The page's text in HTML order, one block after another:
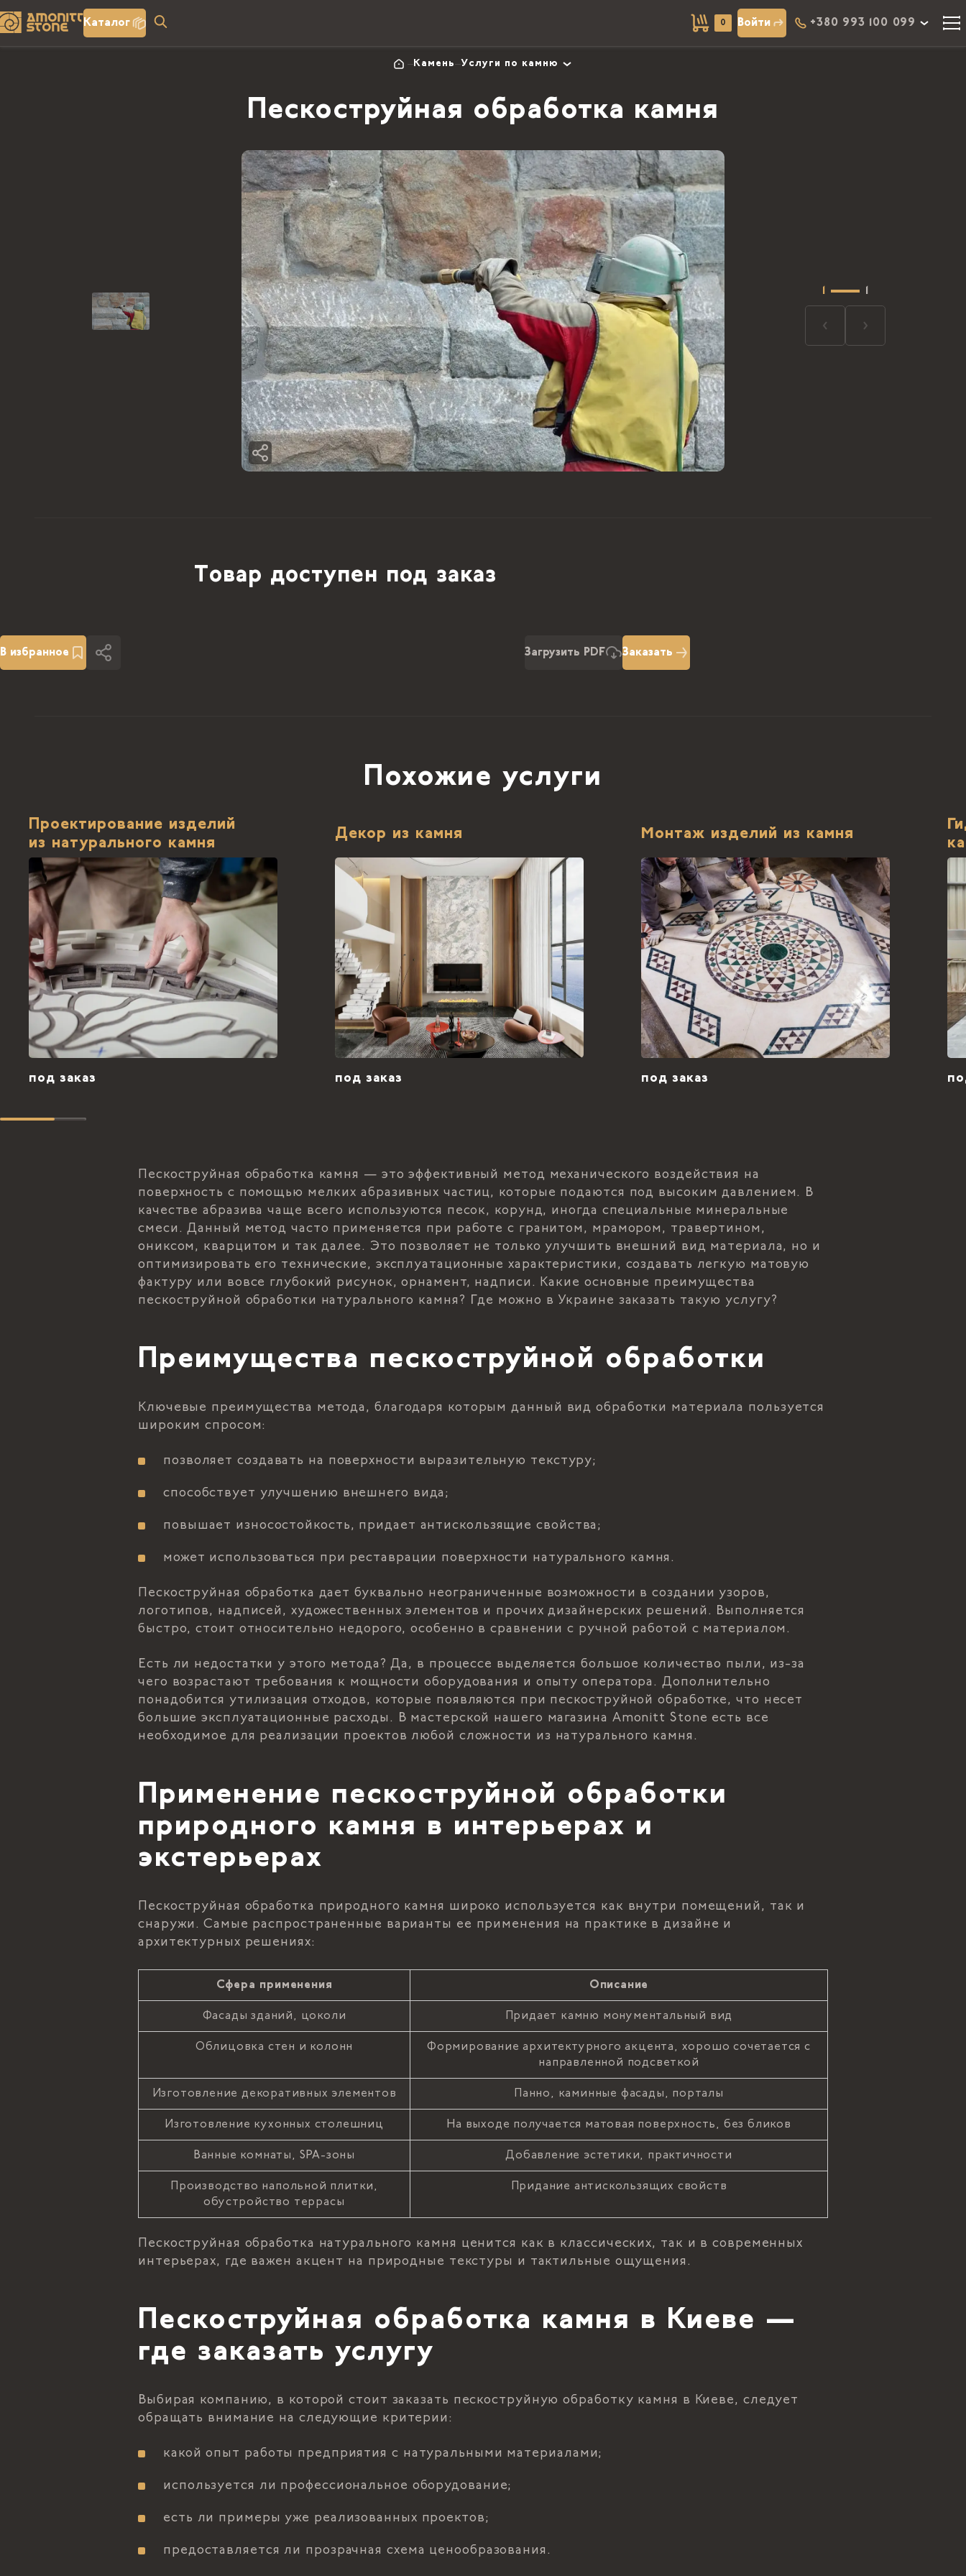
Каталог 0 Войти +380 993 100 099
Камень Услуги по камню
Пескоструйная обработка камня
Товар доступен под заказ
В избранное Загрузить PDF Заказать
Похожие услуги
Проектирование изделий
из натурального камня
под заказ
Декор из камня
под заказ
Монтаж изделий из камня
под заказ
Пескоструйная обработка камня — это эффективный метод механического воздействия на
поверхность с помощью мелких абразивных частиц, которые подаются под высоким давлением. В
качестве абразива чаще всего используются песок, корунд, иногда специальные минеральные
смеси. Данный метод часто применяется при работе с гранитом, мрамором, травертином,
ониксом, кварцитом и так далее. Это позволяет не только улучшить внешний вид материала, но и
оптимизировать его технические, эксплуатационные характеристики, создавать легкую матовую
фактуру или вовсе глубокий рисунок, орнамент, надписи. Какие основные преимущества
пескоструйной обработки натурального камня? Где можно в Украине заказать такую услугу?
Преимущества пескоструйной обработки
Ключевые преимущества метода, благодаря которым данный вид обработки материала пользуется
широким спросом:
позволяет создавать на поверхности выразительную текстуру;
способствует улучшению внешнего вида;
повышает износостойкость, придает антискользящие свойства;
может использоваться при реставрации поверхности натурального камня.
Пескоструйная обработка дает буквально неограниченные возможности в создании узоров,
логотипов, надписей, художественных элементов и прочих дизайнерских решений. Выполняется
быстро, стоит относительно недорого, особенно в сравнении с ручной работой с материалом.
Есть ли недостатки у этого метода? Да, в процессе выделяется большое количество пыли, из-за
чего возрастают требования к мощности оборудования и опыту оператора. Дополнительно
понадобится утилизация отходов, которые появляются при пескоструйной обработке, что несет
большие эксплуатационные расходы. В мастерской нашего магазина Amonitt Stone есть все
необходимое для реализации проектов любой сложности из натурального камня.
Применение пескоструйной обработки
природного камня в интерьерах и
экстерьерах
Пескоструйная обработка природного камня широко используется как внутри помещений, так и
снаружи. Самые распространенные варианты ее применения на практике в дизайне и
архитектурных решениях:
Сфера применения Описание
Фасады зданий, цоколи Придает камню монументальный вид
Облицовка стен и колонн
Формирование архитектурного акцента, хорошо сочетается с
направленной подсветкой
Изготовление декоративных элементов Панно, каминные фасады, порталы
Изготовление кухонных столешниц На выходе получается матовая поверхность, без бликов
Ванные комнаты, SPA-зоны Добавление эстетики, практичности
Производство напольной плитки,
обустройство террасы
Придание антискользящих свойств
Пескоструйная обработка натурального камня ценится как в классических, так и в современных
интерьерах, где важен акцент на природные текстуры и тактильные ощущения.
Пескоструйная обработка камня в Киеве —
где заказать услугу
Выбирая компанию, в которой стоит заказать пескоструйную обработку камня в Киеве, следует
обращать внимание на следующие критерии:
какой опыт работы предприятия с натуральными материалами;
используется ли профессиональное оборудование;
есть ли примеры уже реализованных проектов;
предоставляется ли прозрачная схема ценообразования.